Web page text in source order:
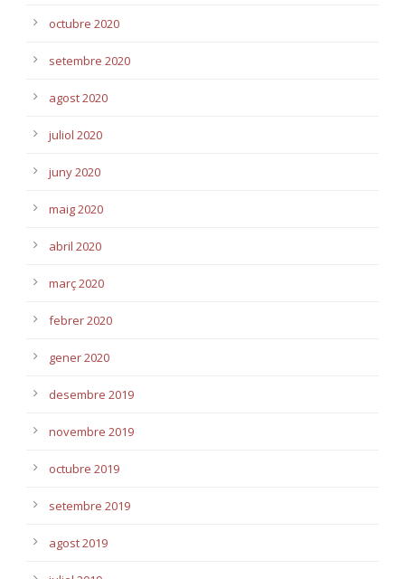
octubre 2020
setembre 2020
agost 2020
juliol 2020
juny 2020
maig 2020
abril 2020
març 2020
febrer 2020
gener 2020
desembre 2019
novembre 2019
octubre 2019
setembre 2019
agost 2019